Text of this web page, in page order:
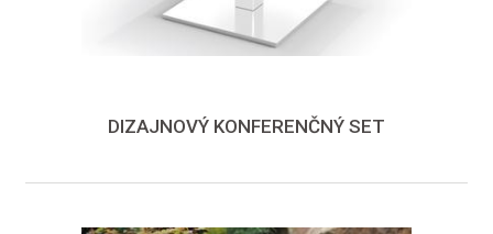
DIZAJNOVÝ KONFERENČNÝ SET